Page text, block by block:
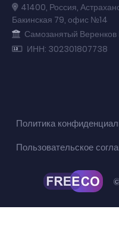
41400, Россия,
Бакинская 79, офис №14
Самозанятый Веренков
ИНН: 302301807738
Политика
Пользовательское